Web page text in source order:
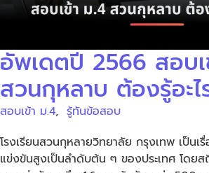
อัพเดตปี 2566 สอบเ
สวนกุหลาบ ต้องรู้อะไ
สอบเข้า ม.4, รู้ทันข้อสอบ
โรงเรียนสวนกุหลายวิทยาลัย กรุงเทพ เป็นเ
แข่งขันสูงเป็นลำดับต้น ๆ ของประเทศ โดย